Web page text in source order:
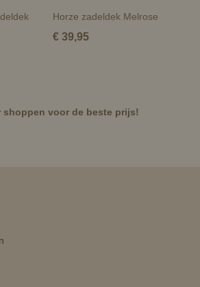
Horze zadeldek Melrose
€ 39,95
shoppen voor de beste prijs!